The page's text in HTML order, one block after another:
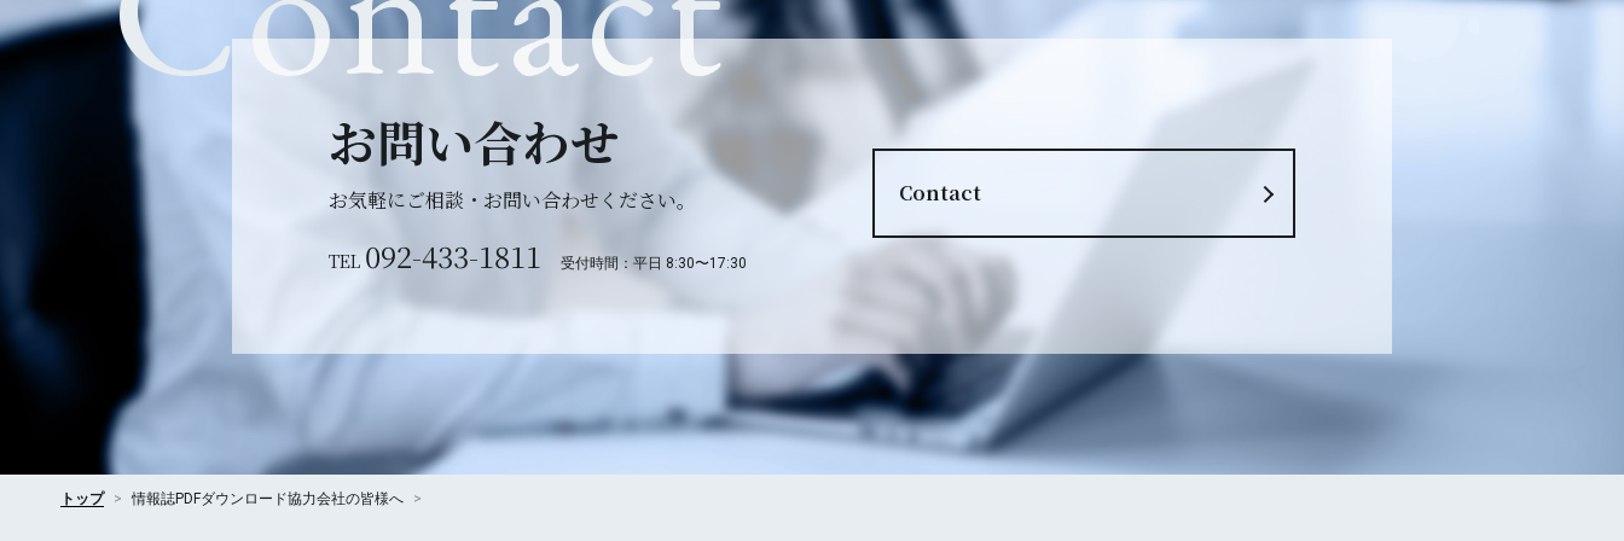
お問い合わせ
お気軽にご相談・ お問い合わせください。
TEL 092-433-1811 受付時間：平日 8:30〜17:30
Contact
トップ 情報誌PDFダウンロード協力会社の皆様へ